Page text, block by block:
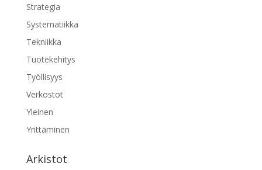
Strategia
Systematiikka
Tekniikka
Tuotekehitys
Työllisyys
Verkostot
Yleinen
Yrittäminen
Arkistot